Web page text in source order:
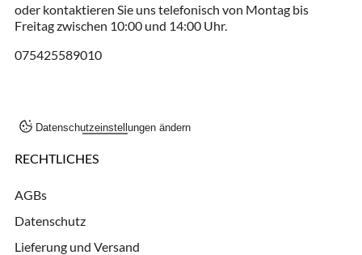
oder kontaktieren Sie uns telefonisch von Montag bis
Freitag zwischen 10:00 und 14:00 Uhr.
075425589010
Datenschutzeinstellungen ändern
RECHTLICHES
AGBs
Datenschutz
Lieferung und Versand